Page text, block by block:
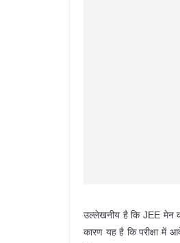
उल्लेखनीय है कि JEE मेन
कारण यह है कि परीक्षा में